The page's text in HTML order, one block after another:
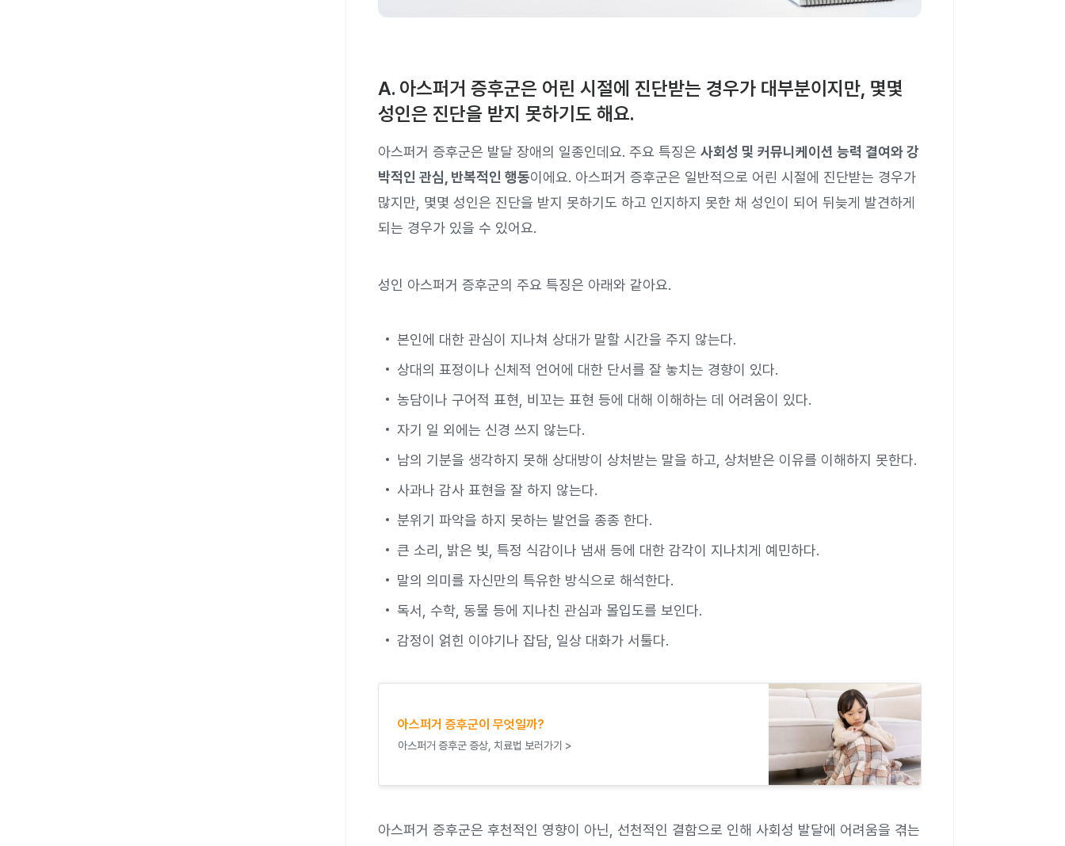
A. 아스퍼거 증후군은 어린 시절에 진단받는 경우가 대부분이지만, 몇몇
성인은 진단을 받지 못하기도 해요.
아스퍼거 증후군은 발달 장애의 일종인데요. 주요 특징은 사회성 및 커뮤니케이션 능력 결여와 강
박적인 관심, 반복적인 행동이에요. 아스퍼거 증후군은 일반적으로 어린 시절에 진단받는 경우가
많지만, 몇몇 성인은 진단을 받지 못하기도 하고 인지하지 못한 채 성인이 되어 뒤늦게 발견하게
되는 경우가 있을 수 있어요.
성인 아스퍼거 증후군의 주요 특징은 아래와 같아요.
본인에 대한 관심이 지나쳐 상대가 말할 시간을 주지 않는다.
상대의 표정이나 신체적 언어에 대한 단서를 잘 놓치는 경향이 있다.
농담이나 구어적 표현, 비꼬는 표현 등에 대해 이해하는 데 어려움이 있다.
자기 일 외에는 신경 쓰지 않는다.
남의 기분을 생각하지 못해 상대방이 상처받는 말을 하고, 상처받은 이유를 이해하지 못한다.
사과나 감사 표현을 잘 하지 않는다.
분위기 파악을 하지 못하는 발언을 종종 한다.
큰 소리, 밝은 빛, 특정 식감이나 냄새 등에 대한 감각이 지나치게 예민하다.
말의 의미를 자신만의 특유한 방식으로 해석한다.
독서, 수학, 동물 등에 지나친 관심과 몰입도를 보인다.
감정이 얽힌 이야기나 잡담, 일상 대화가 서툴다.
아스퍼거 증후군이 무엇일까?
아스퍼거 증후군 증상, 치료법 보러가기 >
아스퍼거 증후군은 후천적인 영향이 아닌, 선천적인 결함으로 인해 사회성 발달에 어려움을 겪는